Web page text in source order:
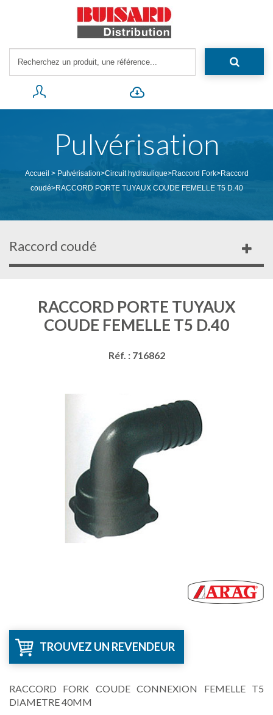
Pulvérisation
Accueil > Pulvérisation>Circuit hydraulique>Raccord Fork>Raccord
coudé>RACCORD PORTE TUYAUX COUDE FEMELLE T5 D.40
Raccord coudé
RACCORD PORTE TUYAUX
COUDE FEMELLE T5 D.40
Réf. : 716862
TROUVEZ UN REVENDEUR
RACCORD FORK COUDE CONNEXION FEMELLE T5
DIAMETRE 40MM